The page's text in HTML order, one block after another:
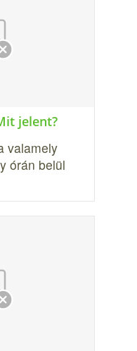
jelent?
valamely
órán belül